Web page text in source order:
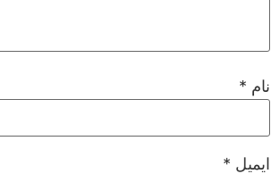
نام *
ایمیل *